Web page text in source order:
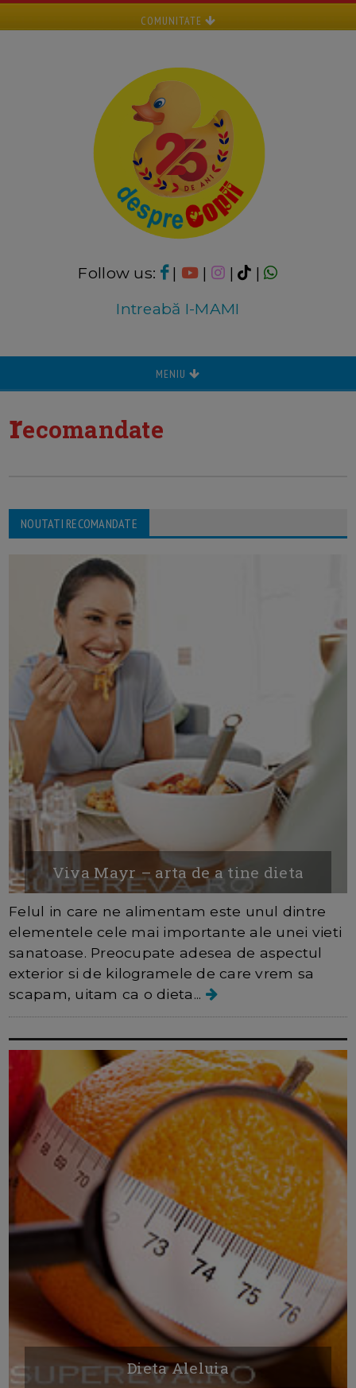
COMUNITATE
Follow us: | | |
|
Intreabă I-MAMI
MENIU
recomandate
NOUTATI RECOMANDATE
Viva Mayr – arta de a tine dieta
Felul in care ne alimentam este unul dintre
elementele cele mai importante ale unei vieti
sanatoase. Preocupate adesea de aspectul
exterior si de kilogramele de care vrem sa
scapam, uitam ca o dieta...
Dieta Aleluia